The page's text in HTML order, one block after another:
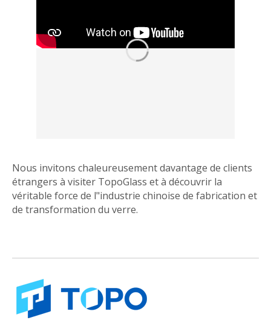
Nous invitons chaleureusement davantage de clients
étrangers à visiter TopoGlass et à découvrir la
véritable force de l"industrie chinoise de fabrication et
de transformation du verre.